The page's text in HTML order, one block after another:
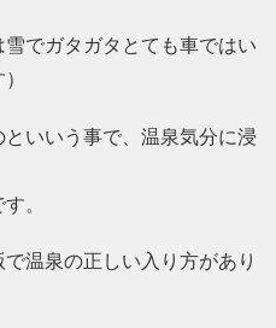
でガタガタとても車ではい
いいう事で、温泉気分に浸
。
温泉の正しい入り方があり